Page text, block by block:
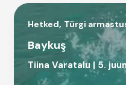
Hetked, Türgi
Baykuş
Tiina Varatalu | 5.